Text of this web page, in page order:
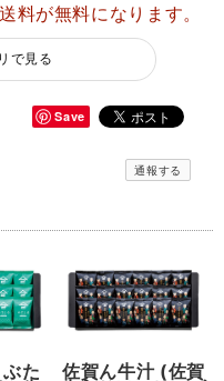
料が無料になります。
で見る
Save
通報する
た 佐賀ん牛汁 (佐賀